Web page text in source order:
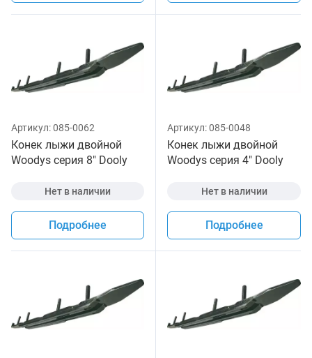
Артикул:085-0062
Конек лыжи двойной
Woodys серия 8" Dooly
Нет в наличии
Подробнее
Артикул:085-0048
Конек лыжи двойной
Woodys серия 4" Dooly
Нет в наличии
Подробнее